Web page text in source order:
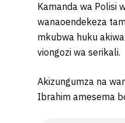
Kamanda wa Polisi
wanaoendekeza
mkubwa huku
viongozi wa serikali.
Akizungumza na
Ibrahim amesema